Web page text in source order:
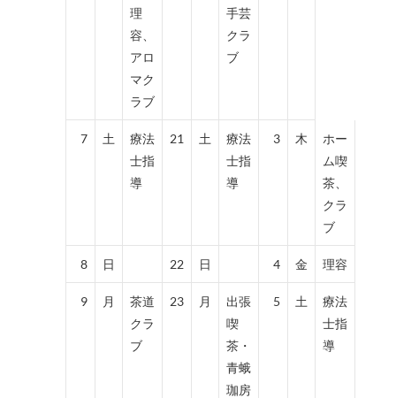
理
容、
アロ
マク
ラブ
手芸
クラ
ブ
7 土
療法
士指
導
21 土
療法
士指
導
3 木
ホー
ム喫
茶、
クラ
ブ
8 日 22 日 4 金 理容
9 月
茶道
クラ
ブ
23 月
出張
喫
茶・
青蛾
珈房
5 土
療法
士指
導